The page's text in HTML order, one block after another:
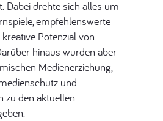
Dabei drehte sich alles um
empfehlenswerte
Potenzial von
hinaus wurden aber
Medienerziehung,
und
zu den aktuellen